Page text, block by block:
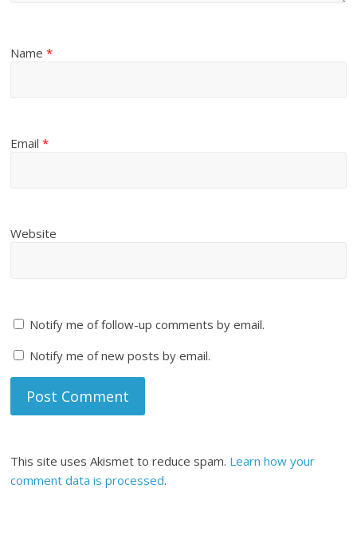
Name*
Email*
Website
Notify me of follow-up comments by email.
Notify me of new posts by email.
This site uses Akismet to reduce spam. Learn how your
comment data is processed.